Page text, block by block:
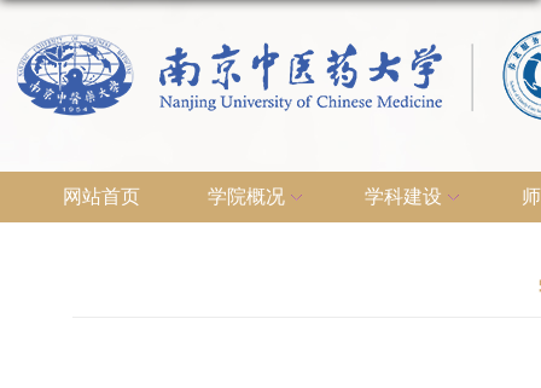
网站首页 学院概况 学科建设